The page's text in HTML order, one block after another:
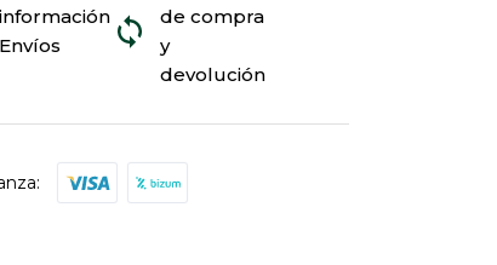
información
Envíos
de compra
y
devolución